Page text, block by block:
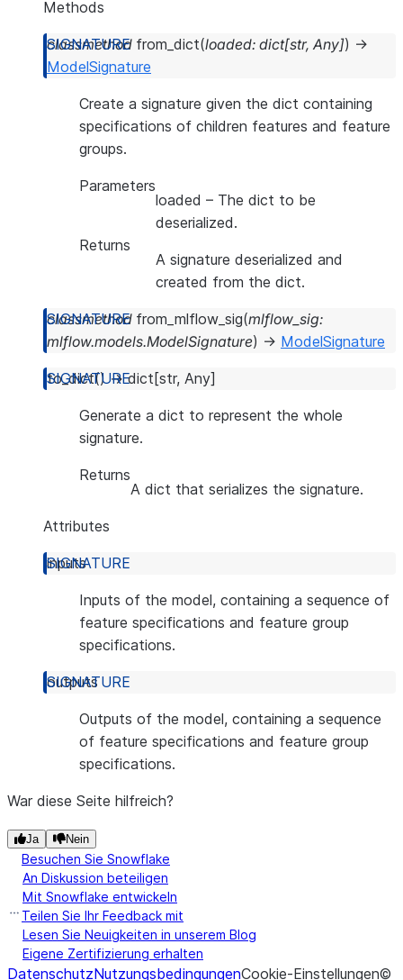
Methods
classmethod from_dict(loaded: dict[str, Any]) →
ModelSignature
Create a signature given the dict containing
specifications of children features and feature
groups.
Parameters
loaded – The dict to be
deserialized.
Returns
A signature deserialized and
created from the dict.
classmethod from_mlflow_sig(mlflow_sig:
mlflow.models.ModelSignature) → ModelSignature
to_dict() → dict [str, Any]
Generate a dict to represent the whole
signature.
Returns
A dict that serializes the signature.
Attributes
inputs
Inputs of the model, containing a sequence of
feature specifications and feature group
specifications.
outputs
Outputs of the model, containing a sequence
of feature specifications and feature group
specifications.
War diese Seite hilfreich?
Ja Nein
Besuchen Sie Snowflake
An Diskussion beteiligen
Mit Snowflake entwickeln
Teilen Sie Ihr Feedback mit
Lesen Sie Neuigkeiten in unserem Blog
Eigene Zertifizierung erhalten
DatenschutzNutzungsbedingungenCookie-Einstellungen©